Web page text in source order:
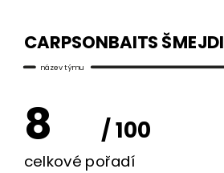
CARPSONBAITS ŠMEJDI
název týmu
8 / 100
celkové pořadí